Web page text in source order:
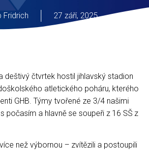
Fridrich 27 září, 2025
deštivý čtvrtek hostil jihlavský stadion
atletického poháru, kterého
GHB. Týmy tvořené ze 3/4 našimi
počasím a hlavně se soupeři z 16 SŠ z
než výbornou – zvítězili a postoupili